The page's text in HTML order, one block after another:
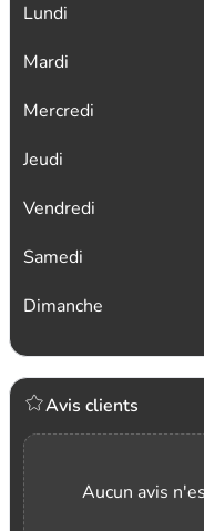
Lundi
Mardi
Mercredi
Jeudi
Vendredi
Samedi
Dimanche
Avis clients
Aucun avis